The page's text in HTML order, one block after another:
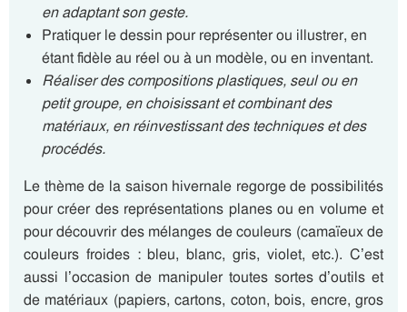
en adaptant son geste.
Pratiquer le dessin pour représenter ou illustrer, en
étant fidèle au réel ou à un modèle, ou en inventant.
Réaliser des compositions plastiques, seul ou en
petit groupe, en choisissant et combinant des
matériaux, en réinvestissant des techniques et des
procédés.
Le thème de la saison hivernale regorge de possibilités
pour créer des représentations planes ou en volume et
pour découvrir des mélanges de couleurs (camaïeux de
couleurs froides : bleu, blanc, gris, violet, etc.). C’est
aussi l’occasion de manipuler toutes sortes d’outils et
de matériaux (papiers, cartons, coton, bois, encre, gros